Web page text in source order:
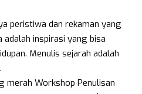
peristiwa dan rekaman yang
adalah inspirasi yang bisa
Menulis sejarah adalah
merah Workshop Penulisan